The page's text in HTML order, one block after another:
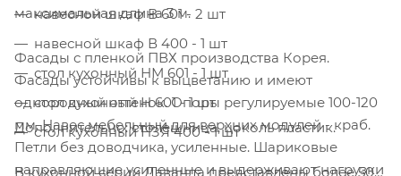
максимальная длина 3 м.
Фасады с пленкой ПВХ производства Корея.
Фасады устойчивы к выцветанию и имеют
однородный оттенок. Опоры регулируемые 100-120
мм. Навес мебельный для верхних модулей - краб.
Петли без доводчика, усиленные. Шариковые
направляющие усиленные и выдерживают нагрузки
навесной шкаф В 601 - 2 шт
навесной шкаф В 400 - 1 шт
стол кухонный НМ 601 - 1 шт
стол кухонный Н 601 - 1 шт
стол кухонный НЗЯ 400 - 1 шт
Дополнительно: столешница, цоколь пластик.
В кухонной серии Лаванда представлены более 50-